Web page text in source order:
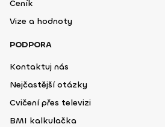
Ceník
Vize a hodnoty
PODPORA
Kontaktuj nás
Nejčastější otázky
Cvičení přes televizi
BMI kalkulačka